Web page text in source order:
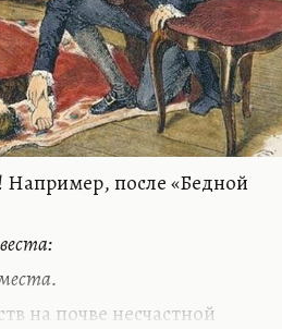
Например, после «Бедной
на почве несчастной